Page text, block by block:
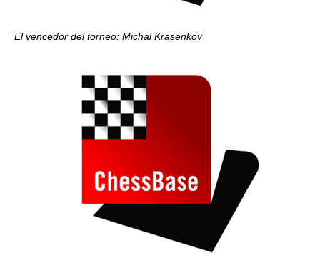
El vencedor del torneo: Michal Krasenkov